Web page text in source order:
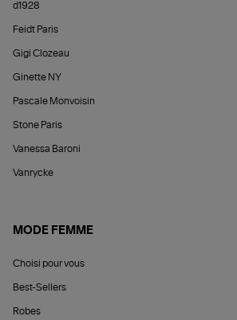
d1928
Feidt Paris
Gigi Clozeau
Ginette NY
Pascale Monvoisin
Stone Paris
Vanessa Baroni
Vanrycke
MODE FEMME
Choisi pour vous
Best-Sellers
Robes